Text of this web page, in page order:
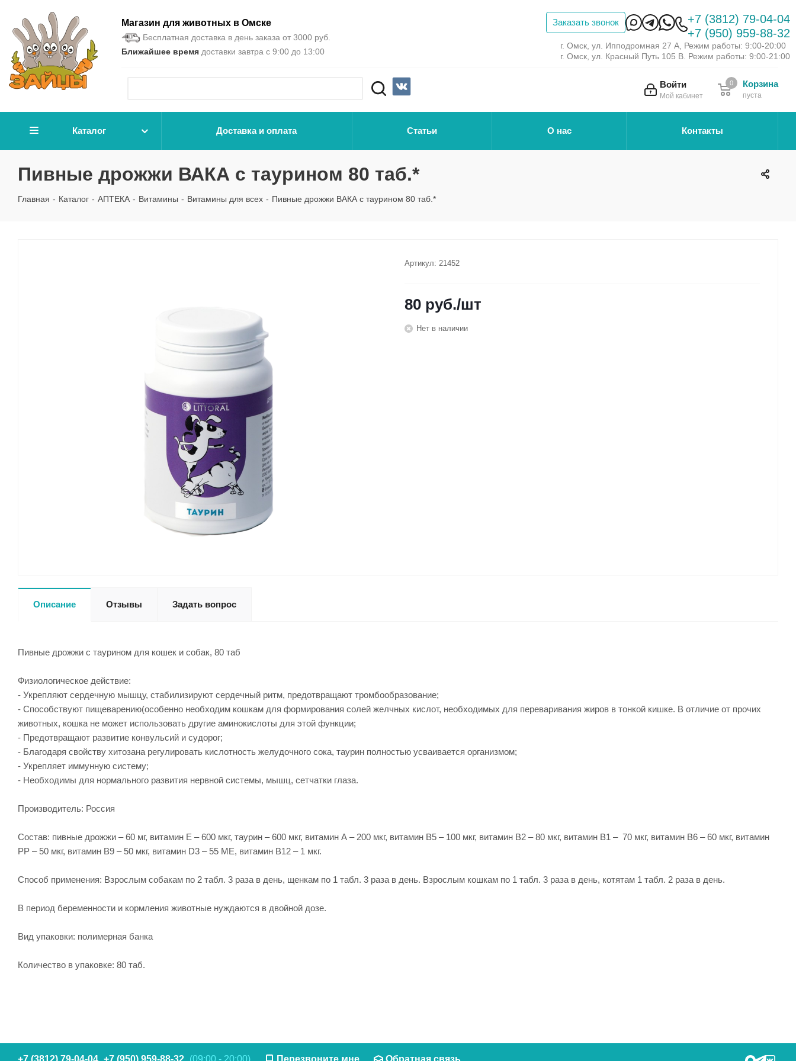
Магазин для животных в Омске
Бесплатная доставка в день заказа от 3000 руб.
Ближайшее время доставки завтра с 9:00 до 13:00
Заказать звонок
+7 (3812) 79-04-04
+7 (950) 959-88-32
г. Омск, ул. Ипподромная 27 А, Режим работы: 9:00-20:00
г. Омск, ул. Красный Путь 105 В. Режим работы: 9:00-21:00
Войти
Мой кабинет
Корзина
пуста
0
Каталог Доставка и оплата Статьи О нас Контакты
Пивные дрожжи ВАКА с таурином 80 таб.*
Главная - Каталог - АПТЕКА - Витамины - Витамины для всех - Пивные дрожжи ВАКА с таурином 80 таб.*
Артикул: 21452
80 руб./шт
Нет в наличии
Описание Отзывы Задать вопрос
Пивные дрожжи с таурином для кошек и собак, 80 таб
Физиологическое действие:
- Укрепляют сердечную мышцу, стабилизируют сердечный ритм, предотвращают тромбообразование;
- Способствуют пищеварению(особенно необходим кошкам для формирования солей желчных кислот, необходимых для переваривания жиров в тонкой кишке. В отличие от прочих
животных, кошка не может использовать другие аминокислоты для этой функции;
- Предотвращают развитие конвульсий и судорог;
- Благодаря свойству хитозана регулировать кислотность желудочного сока, таурин полностью усваивается организмом;
- Укрепляет иммунную систему;
- Необходимы для нормального развития нервной системы, мышц, сетчатки глаза.
Производитель: Россия
Состав: пивные дрожжи – 60 мг, витамин Е – 600 мкг, таурин – 600 мкг, витамин А – 200 мкг, витамин В5 – 100 мкг, витамин В2 – 80 мкг, витамин В1 – 70 мкг, витамин В6 – 60 мкг, витамин
PP – 50 мкг, витамин В9 – 50 мкг, витамин D3 – 55 ME, витамин В12 – 1 мкг.
Способ применения: Взрослым собакам по 2 табл. 3 раза в день, щенкам по 1 табл. 3 раза в день. Взрослым кошкам по 1 табл. 3 раза в день, котятам 1 табл. 2 раза в день.
В период беременности и кормления животные нуждаются в двойной дозе.
Вид упаковки: полимерная банка
Количество в упаковке: 80 таб.
+7 (3812) 79-04-04 +7 (950) 959-88-32 (09:00 - 20:00) Перезвоните мне Обратная связь